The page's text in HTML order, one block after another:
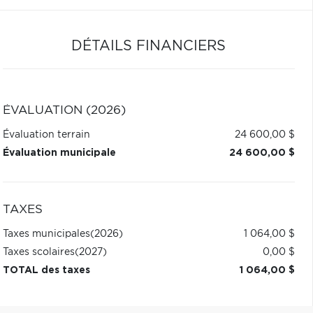
DÉTAILS FINANCIERS
ÉVALUATION (2026)
Évaluation terrain
24 600,00 $
Évaluation municipale
24 600,00 $
TAXES
Taxes municipales(2026)
1 064,00 $
Taxes scolaires(2027)
0,00 $
TOTAL des taxes
1 064,00 $